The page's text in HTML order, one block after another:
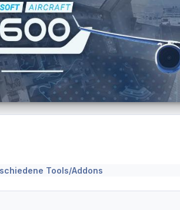
Tools/Addons